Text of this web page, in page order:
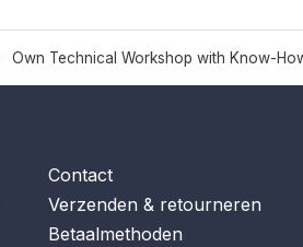
Own Technical Workshop with Know-
Contact
Verzenden & retourneren
Betaalmethoden